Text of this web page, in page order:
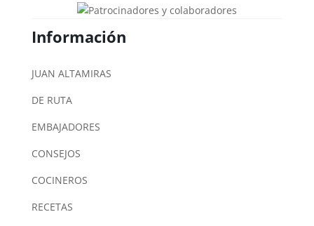
Información
JUAN ALTAMIRAS
DE RUTA
EMBAJADORES
CONSEJOS
COCINEROS
RECETAS